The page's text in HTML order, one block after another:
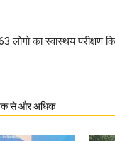
लोगो का स्वास्थय परीक्षण
से और अधिक